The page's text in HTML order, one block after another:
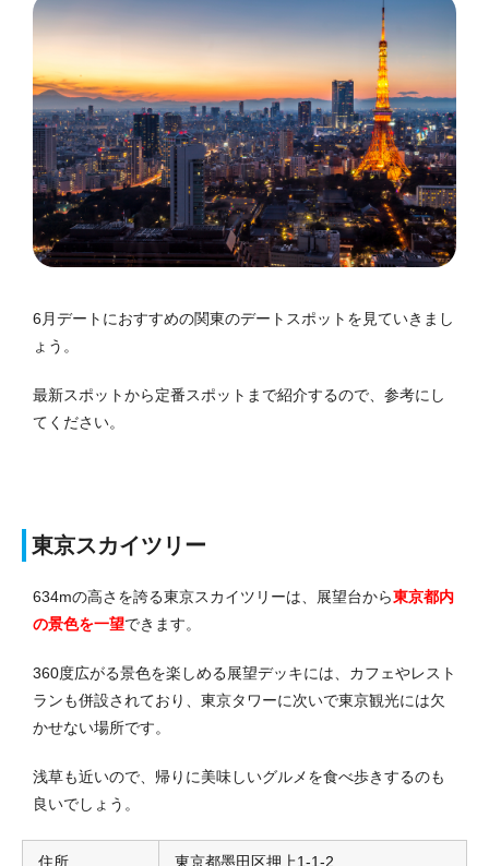
6月デートにおすすめの関東のデートスポットを見ていきまし
ょう。
最新スポットから定番スポットまで紹介するので、参考にし
てください。
東京スカイツリー
634mの高さを誇る東京スカイツリーは、展望台から東京都内
の景色を一望できます。
360度広がる景色を楽しめる展望デッキには、カフェやレスト
ランも併設されており、東京タワーに次いで東京観光には欠
かせない場所です。
浅草も近いので、帰りに美味しいグルメを食べ歩きするのも
良いでしょう。
住所 東京都墨田区押上1-1-2